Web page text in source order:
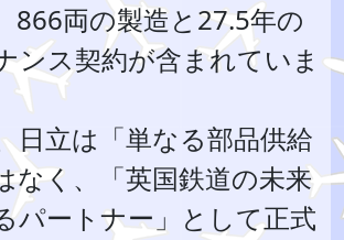
866両の製造と27.5年の
ンス契約が含まれていま
日立は「単なる部品供給
なく、「英国鉄道の未来
パートナー」として正式